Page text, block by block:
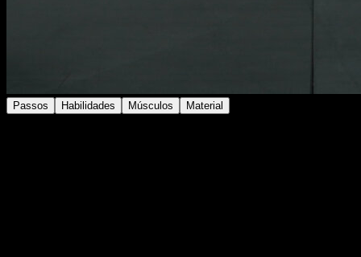
Passos Habilidades Músculos Material